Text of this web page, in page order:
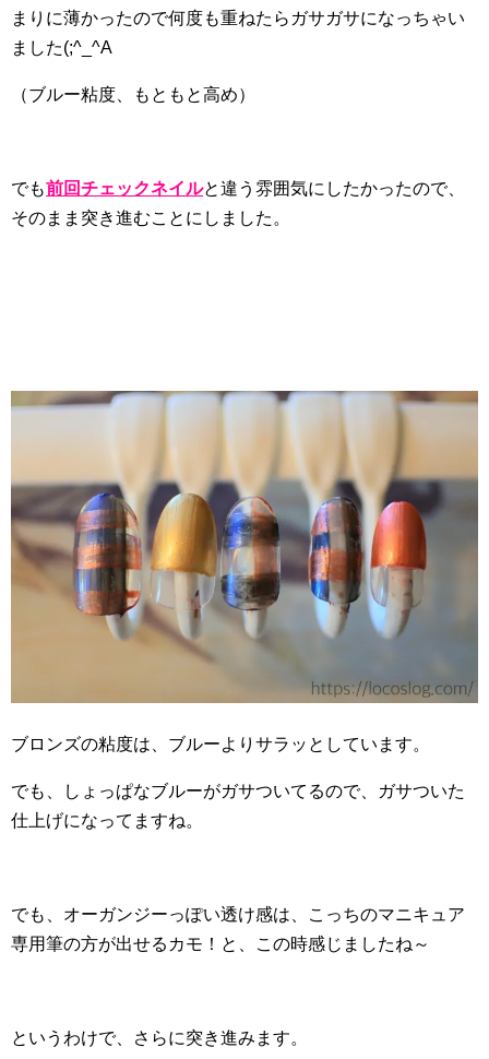
まりに薄かったので何度も重ねたらガサガサになっちゃい
ました(;^_^A
（ブルー粘度、もともと高め）
でも前回チェックネイルと違う雰囲気にしたかったので、
そのまま突き進むことにしました。
ブロンズの粘度は、ブルーよりサラッとしています。
でも、しょっぱなブルーがガサついてるので、ガサついた
仕上げになってますね。
でも、オーガンジーっぽい透け感は、こっちのマニキュア
専用筆の方が出せるカモ！と、この時感じましたね～
というわけで、さらに突き進みます。